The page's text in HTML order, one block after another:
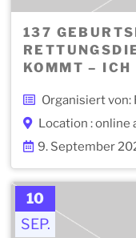
137
KOMMT – ICH
Organisiert von:
Location : online
9. September
10
SEP.